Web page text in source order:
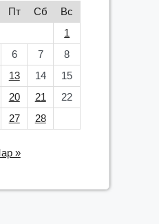
Пт Сб
Вс
1
6 7
8
13 14
15
20 21
22
27 28
»